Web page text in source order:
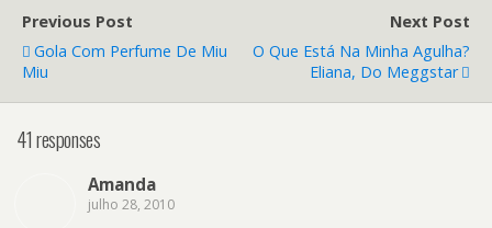
Previous Post
Gola Com Perfume De Miu
Miu
Next Post
O Que Está Na Minha Agulha?
Eliana, Do Meggstar
41 responses
Amanda
julho 28, 2010